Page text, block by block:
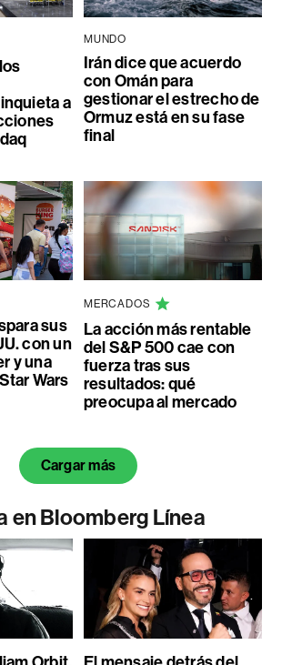
a
MUNDO
Irán dice que acuerdo
con Omán para
gestionar el estrecho de
Ormuz está en su fase
final
sus
con un
y una
Wars
MERCADOS
La acción más rentable
del S&P 500 cae con
fuerza tras sus
resultados: qué
preocupa al mercado
Cargar más
en Bloomberg Línea